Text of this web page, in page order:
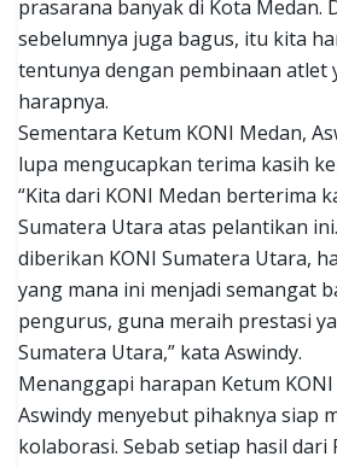
prasarana banyak di Kota Medan.
sebelumnya juga bagus, itu kita
tentunya dengan pembinaan atlet
harapnya.
Sementara Ketum KONI Medan,
lupa mengucapkan terima kasih
“Kita dari KONI Medan berterima
Sumatera Utara atas pelantikan
diberikan KONI Sumatera Utara,
yang mana ini menjadi semangat
pengurus, guna meraih prestasi
Sumatera Utara,” kata Aswindy.
Menanggapi harapan Ketum
Aswindy menyebut pihaknya siap
kolaborasi. Sebab setiap hasil dari